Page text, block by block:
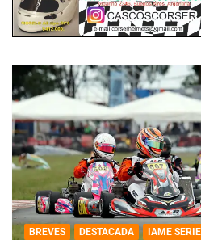
BREVES DESTACADA
IAME